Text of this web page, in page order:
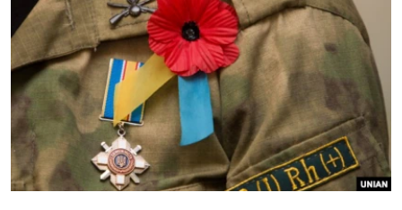
СПЕЦПРОЕКТИ
ДЕПОРТАЦІЯ
ВІДЕОУРОКИ «ELIFBE»
СВІДЧЕННЯ ОКУПАЦІЇ
УКРАЇНСЬКА ПРОБЛЕМА КРИМУ
ІНФОГРАФІКА
ЯК ОБІЙТИ БЛОКУВАННЯ
Русский
Qırımtatar
ДОЛУЧАЙСЯ!